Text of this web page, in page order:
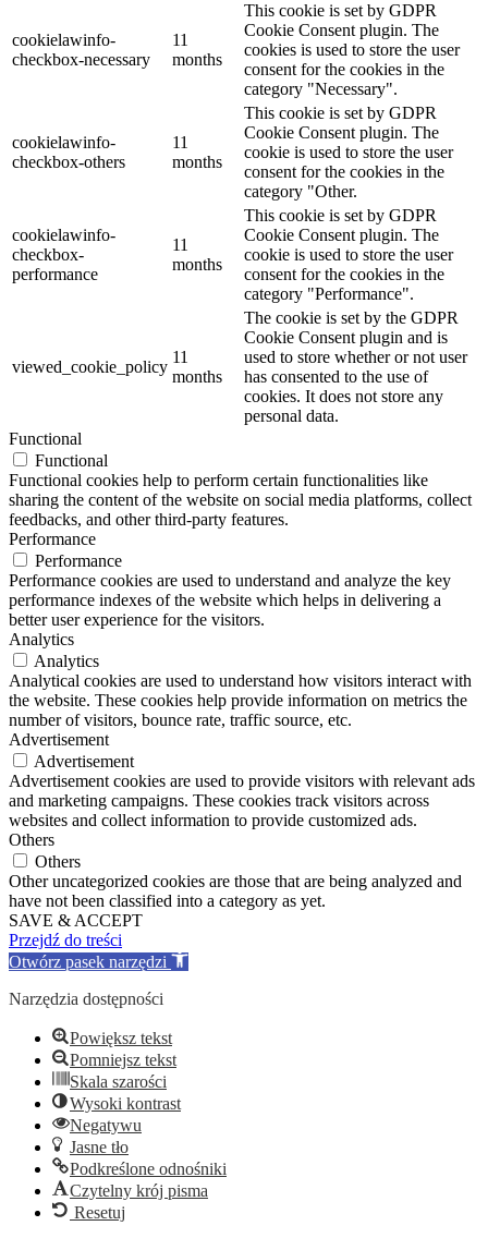
cookielawinfo-
checkbox-necessary
11
months
This cookie is set by GDPR
Cookie Consent plugin. The
cookies is used to store the user
consent for the cookies in the
category "Necessary".
cookielawinfo-
checkbox-others
11
months
This cookie is set by GDPR
Cookie Consent plugin. The
cookie is used to store the user
consent for the cookies in the
category "Other.
cookielawinfo-
checkbox-
performance
11
months
This cookie is set by GDPR
Cookie Consent plugin. The
cookie is used to store the user
consent for the cookies in the
category "Performance".
viewed_cookie_policy
11
months
The cookie is set by the GDPR
Cookie Consent plugin and is
used to store whether or not user
has consented to the use of
cookies. It does not store any
personal data.
Functional
Functional
Functional cookies help to perform certain functionalities like
sharing the content of the website on social media platforms, collect
feedbacks, and other third-party features.
Performance
Performance
Performance cookies are used to understand and analyze the key
performance indexes of the website which helps in delivering a
better user experience for the visitors.
Analytics
Analytics
Analytical cookies are used to understand how visitors interact with
the website. These cookies help provide information on metrics the
number of visitors, bounce rate, traffic source, etc.
Advertisement
Advertisement
Advertisement cookies are used to provide visitors with relevant ads
and marketing campaigns. These cookies track visitors across
websites and collect information to provide customized ads.
Others
Others
Other uncategorized cookies are those that are being analyzed and
have not been classified into a category as yet.
SAVE & ACCEPT
Przejdź do treści
Otwórz pasek narzędzi
Narzędzia dostępności
Powiększ tekst
Pomniejsz tekst
Skala szarości
Wysoki kontrast
Negatywu
Jasne tło
Podkreślone odnośniki
Czytelny krój pisma
Resetuj